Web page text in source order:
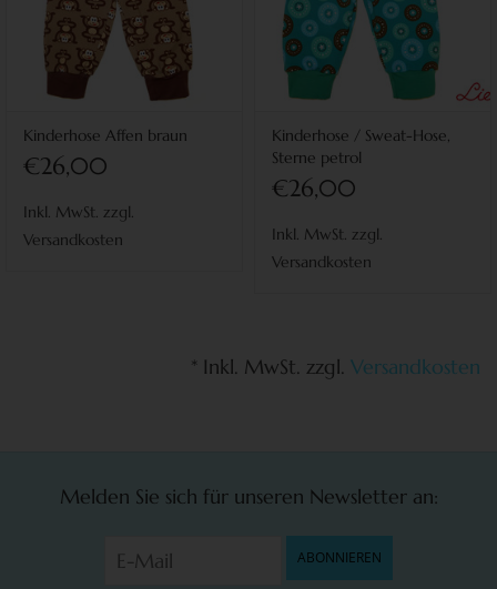
Kinderhose Affen braun
€26,00
Inkl. MwSt. zzgl.
Versandkosten
Kinderhose / Sweat-Hose,
Sterne petrol
€26,00
Inkl. MwSt. zzgl.
Versandkosten
* Inkl. MwSt. zzgl. Versandkosten
Melden Sie sich für unseren Newsletter an:
ABONNIEREN